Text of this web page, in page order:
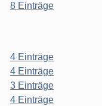
8 Einträge
4 Einträge
4 Einträge
3 Einträge
4 Einträge